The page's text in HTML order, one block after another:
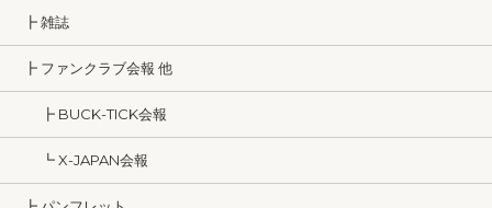
┣ 雑誌
┣ ファンクラブ会報 他
┣ BUCK-TICK会報
┗ X-JAPAN会報